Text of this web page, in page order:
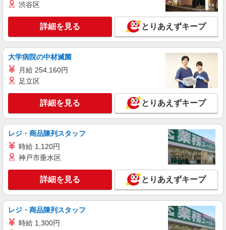
渋谷区
詳細を見る とりあえずキープ
大学病院の中材滅菌
月給 254,160円
足立区
詳細を見る とりあえずキープ
レジ・商品陳列スタッフ
時給 1,120円
神戸市垂水区
詳細を見る とりあえずキープ
レジ・商品陳列スタッフ
時給 1,300円